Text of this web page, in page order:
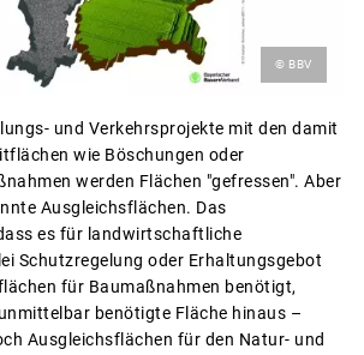
© BBV
und Verkehrsprojekte mit den damit
wie Böschungen oder
werden Flächen "gefressen". Aber
Ausgleichsflächen. Das
es für landwirtschaftliche
Schutzregelung oder Erhaltungsgebot
für Baumaßnahmen benötigt,
benötigte Fläche hinaus –
Ausgleichsflächen für den Natur- und